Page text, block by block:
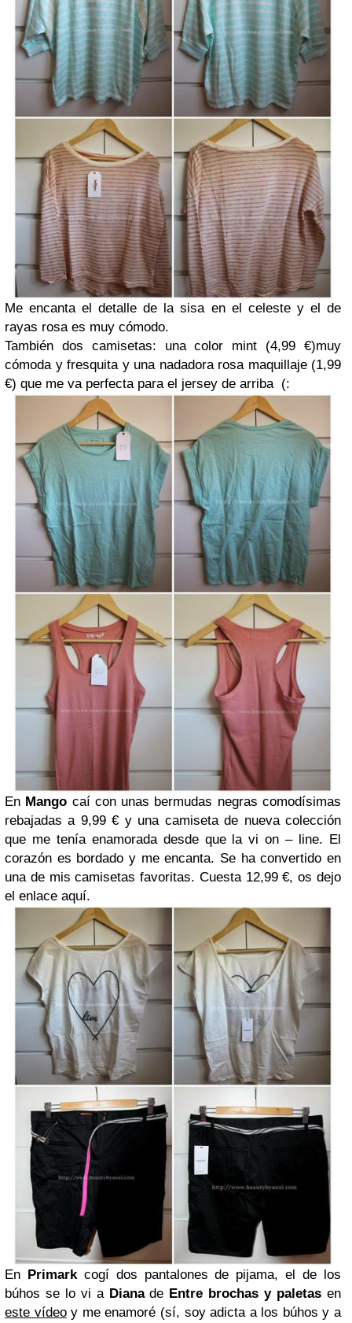
Me encanta el detalle de la sisa en el celeste y el de
rayas rosa es muy cómodo.
También dos camisetas: una color mint (4,99 €)muy
cómoda y fresquita y una nadadora rosa maquillaje (1,99
€) que me va perfecta para el jersey de arriba (:
En Mango caí con unas bermudas negras comodísimas
rebajadas a 9,99 € y una camiseta de nueva colección
que me tenía enamorada desde que la vi on – line. El
corazón es bordado y me encanta. Se ha convertido en
una de mis camisetas favoritas. Cuesta 12,99 €, os dejo
el enlace aquí.
En Primarkcogí dos pantalones de pijama, el de los
búhos se lo vi a Dianade Entre brochas y paletas en
este vídeoy me enamoré (sí, soy adicta a los búhos y a